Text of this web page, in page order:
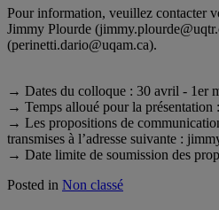
Pour information, veuillez contacter
Jimmy Plourde
(perinetti.dario@uqam.ca).
→ Dates du colloque : 30 avril - 1er
→ Temps alloué pour la présentation
→ Les propositions de
transmises à l’adresse suivante :
→ Date limite de soumission des
Posted in Non classé